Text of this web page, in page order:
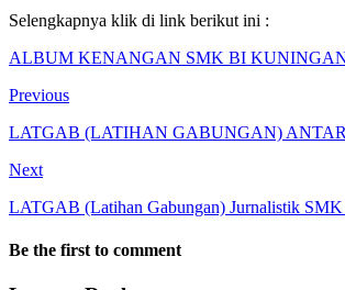
Selengkapnya klik di link berikut ini :
ALBUM KENANGAN SMK BI
Previous
LATGAB (LATIHAN GABUNGAN)
Next
LATGAB (Latihan Gabungan) Jurnalistik
Be the first to comment